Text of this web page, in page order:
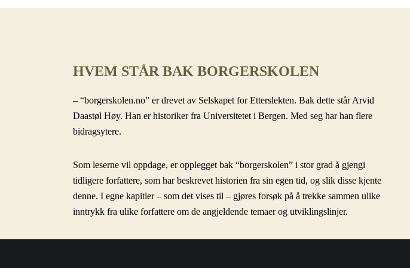
HVEM STÅR BAK BORGERSKOLEN
– “borgerskolen.no” er drevet av Selskapet for Etterslekten. Bak dette står Arvid
Daastøl Høy. Han er historiker fra Universitetet i Bergen. Med seg har han flere
bidragsytere.
Som leserne vil oppdage, er opplegget bak “borgerskolen” i stor grad å gjengi
tidligere forfattere, som har beskrevet historien fra sin egen tid, og slik disse kjente
denne. I egne kapitler – som det vises til – gjøres forsøk på å trekke sammen ulike
inntrykk fra ulike forfattere om de angjeldende temaer og utviklingslinjer.